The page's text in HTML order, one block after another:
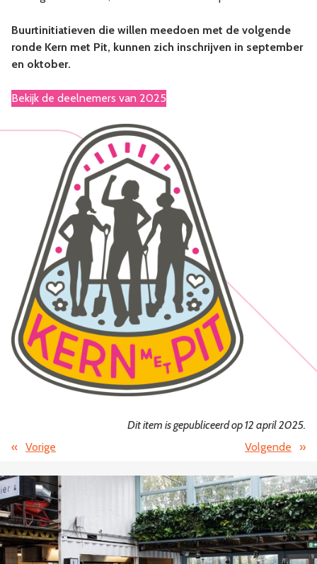
Buurtinitiatieven die willen meedoen met de volgende
ronde Kern met Pit, kunnen zich inschrijven in september
en oktober.
Bekijk de deelnemers van 2025
Dit item is gepubliceerd op 12 april 2025.
« Vorige Volgende »